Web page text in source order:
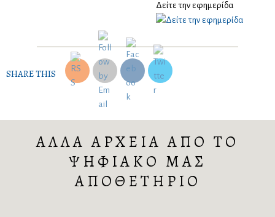
Δείτε την εφημερίδα
SHARE THIS
ΑΛΛΑ ΑΡΧΕΙΑ ΑΠΟ ΤΟ
ΨΗΦΙΑΚΟ ΜΑΣ
ΑΠΟΘΕΤΗΡΙΟ